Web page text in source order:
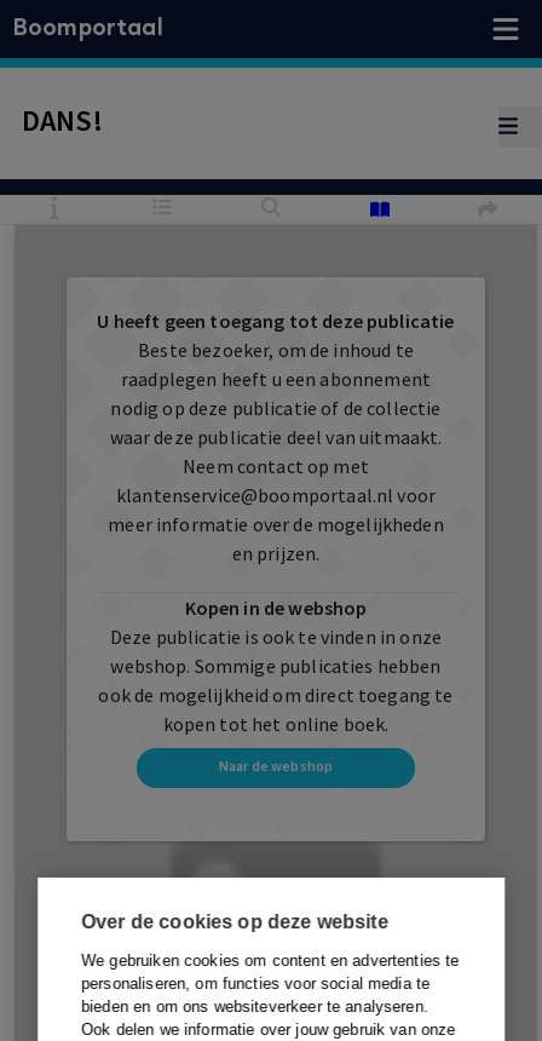
Over de cookies op deze website
We gebruiken cookies om content en advertenties te
personaliseren, om functies voor social media te
bieden en om ons websiteverkeer te analyseren.
Ook delen we informatie over jouw gebruik van onze
Boomportaal
DANS!
U heeft geen toegang tot deze publicatie
Beste bezoeker, om de inhoud te
raadplegen heeft u een abonnement
nodig op deze publicatie of de collectie
waar deze publicatie deel van uitmaakt.
Neem contact op met
klantenservice@boomportaal.nl voor
meer informatie over de mogelijkheden
en prijzen.
Kopen in de webshop
Deze publicatie is ook te vinden in onze
webshop. Sommige publicaties hebben
ook de mogelijkheid om direct toegang te
kopen tot het online boek.
Naar de webshop